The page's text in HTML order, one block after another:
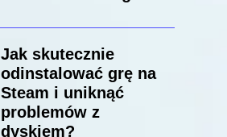
Jak skutecznie
odinstalować grę na
Steam i uniknąć
problemów z
dyskiem?